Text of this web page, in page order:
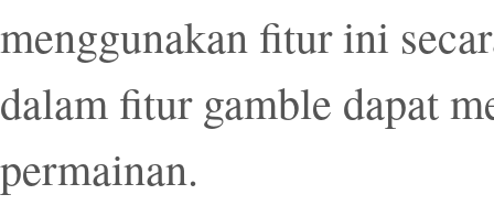
menggunakan fitur ini
dalam fitur gamble dapat
permainan.